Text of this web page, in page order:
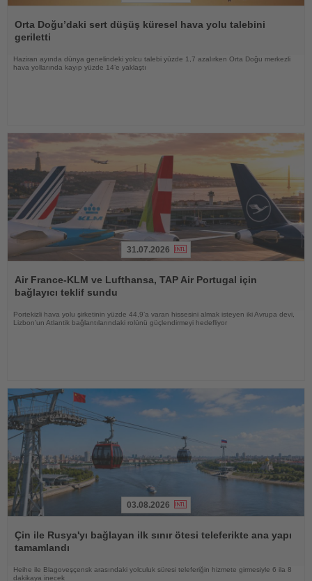
Oku
Orta Doğu’daki sert düşüş küresel hava yolu talebini
geriletti
Haziran ayında dünya genelindeki yolcu talebi yüzde 1,7 azalırken Orta Doğu merkezli
hava yollarında kayıp yüzde 14’e yaklaştı
Oku
31.07.2026
Air France-KLM ve Lufthansa, TAP Air Portugal için
bağlayıcı teklif sundu
Portekizli hava yolu şirketinin yüzde 44,9’a varan hissesini almak isteyen iki Avrupa devi,
Lizbon’un Atlantik bağlantılarındaki rolünü güçlendirmeyi hedefliyor
Oku
03.08.2026
Çin ile Rusya'yı bağlayan ilk sınır ötesi teleferikte ana yapı
tamamlandı
Heihe ile Blagoveşçensk arasındaki yolculuk süresi teleferiğin hizmete girmesiyle 6 ila 8
dakikaya inecek